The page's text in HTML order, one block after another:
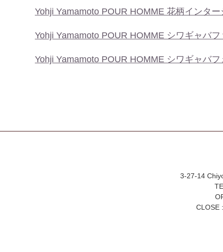
Yohji Yamamoto POUR HOMME 花柄インタ
Yohji Yamamoto POUR HOMME シワギャバ
Yohji Yamamoto POUR HOMME シワギャバ
3-27-14
CLOSE